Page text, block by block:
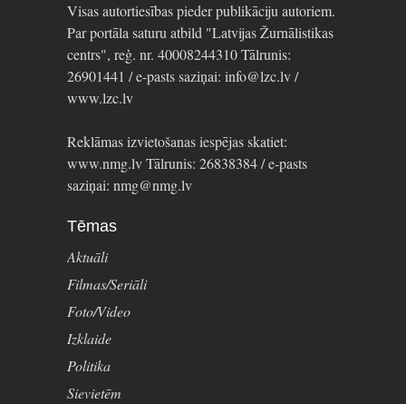
Visas autortiesības pieder publikāciju autoriem.
Par portāla saturu atbild "Latvijas Žurnālistikas
centrs", reģ. nr. 40008244310 Tālrunis:
26901441 / e-pasts saziņai: info@lzc.lv /
www.lzc.lv
Reklāmas izvietošanas iespējas skatiet:
www.nmg.lv Tālrunis: 26838384 / e-pasts
saziņai: nmg@nmg.lv
Tēmas
Aktuāli
Filmas/Seriāli
Foto/Video
Izklaide
Politika
Sievietēm